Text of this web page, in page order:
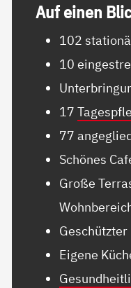
Auf ei­nen
102
10
17
77
Schönes
Große
Geschützter
Eigene